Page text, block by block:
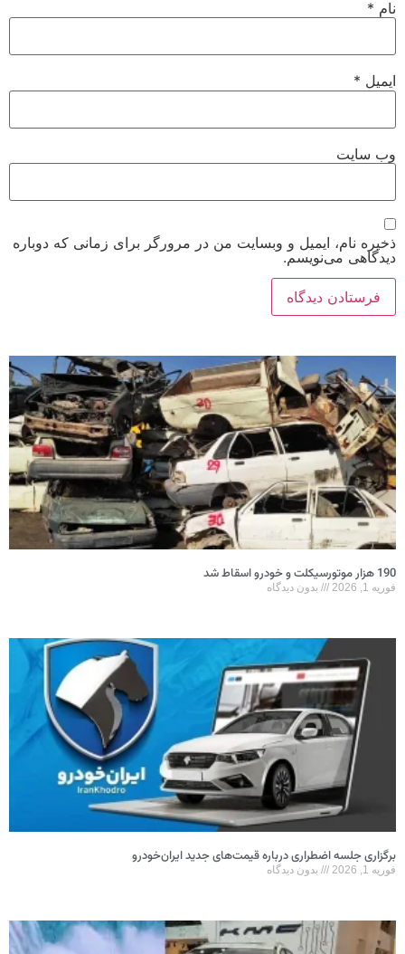
نام*
ایمیل*
وب‌ سایت
ذخیره نام، ایمیل و وبسایت من در مرورگر برای زمانی که دوباره
دیدگاهی می‌نویسم.
190 هزار موتورسیکلت و خودرو اسقاط شد
فوریه 1, 2026 بدون دیدگاه
برگزاری جلسه اضطراری درباره قیمت‌های جدید ایران‌خودرو
فوریه 1, 2026 بدون دیدگاه